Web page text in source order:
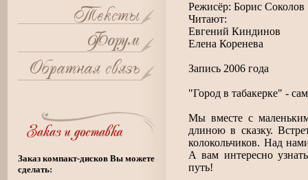
Заказ компакт-дисков Вы можете
сделать:
Режисёр: Борис Соколов
Читают:
Евгений Киндинов
Елена Коренева
Запись 2006 года
"Город в табакерке" -
Мы вместе с
длиною в сказку.
колокольчиков. Над
А вам интересно
путь!